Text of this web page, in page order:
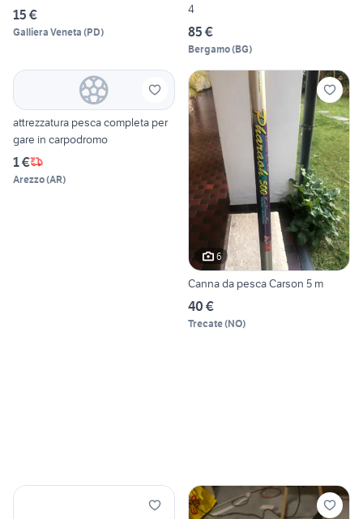
15 €
Galliera Veneta (PD)
4
85 €
Bergamo(BG)
attrezzatura pesca completa per
gare in carpodromo
1 €
Arezzo(AR)
6
Canna da pesca Carson 5 m
40 €
Trecate(NO)